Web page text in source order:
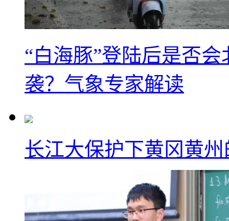
“白海豚”登陆后是否
袭？气象专家解读
长江大保护下黄冈黄